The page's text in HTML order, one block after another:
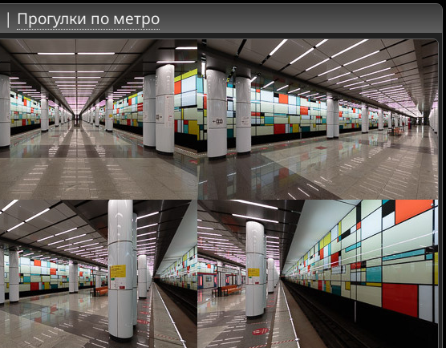
| Прогулки по метро